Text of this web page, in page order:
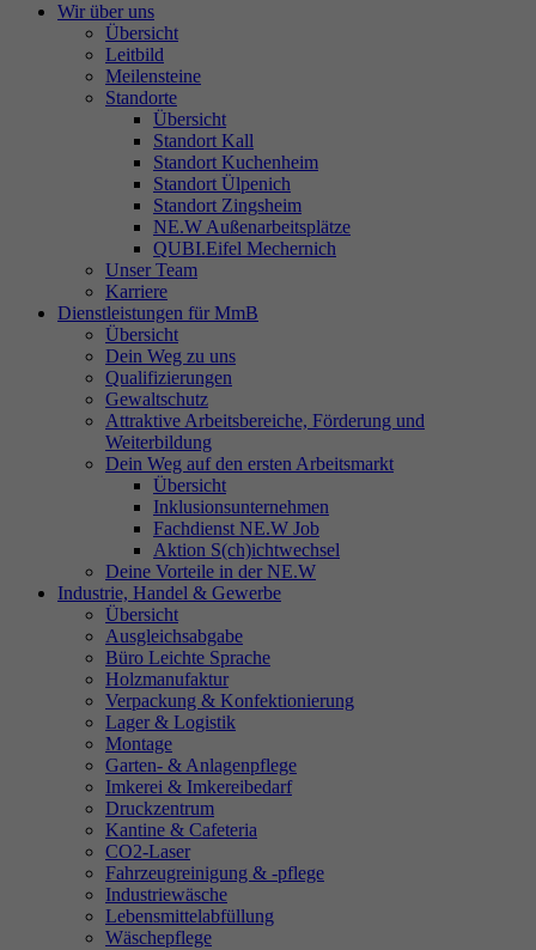
Wir über uns
Übersicht
Leitbild
Meilensteine
Standorte
Übersicht
Standort Kall
Standort Kuchenheim
Standort Ülpenich
Standort Zingsheim
NE.W Außenarbeitsplätze
QUBI.Eifel Mechernich
Unser Team
Karriere
Dienstleistungen für MmB
Übersicht
Dein Weg zu uns
Qualifizierungen
Gewaltschutz
Attraktive Arbeitsbereiche, Förderung und
Weiterbildung
Dein Weg auf den ersten Arbeitsmarkt
Übersicht
Inklusionsunternehmen
Fachdienst NE.W Job
Aktion S(ch)ichtwechsel
Deine Vorteile in der NE.W
Industrie, Handel & Gewerbe
Übersicht
Ausgleichsabgabe
Büro Leichte Sprache
Holzmanufaktur
Verpackung & Konfektionierung
Lager & Logistik
Montage
Garten- & Anlagenpflege
Imkerei & Imkereibedarf
Druckzentrum
Kantine & Cafeteria
CO2-Laser
Fahrzeugreinigung & -pflege
Industriewäsche
Lebensmittelabfüllung
Wäschepflege